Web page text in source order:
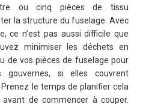
ou cinq pièces de tissu
la structure du fuselage. Avec
ce n’est pas aussi difficile que
minimiser les déchets en
de vos pièces de fuselage pour
gouvernes, si elles couvrent
le temps de planifier cela
de commencer à couper.